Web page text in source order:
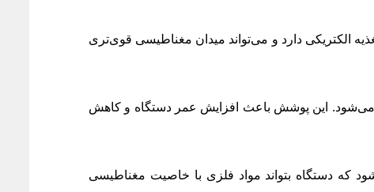
الکتریکی دارد و می‌تواند میدان مغناطیسی قوی‌تری
می‌شود. این پوشش باعث افزایش عمر دستگاه و کاهش
که دستگاه بتواند مواد فلزی با خاصیت مغناطیسی